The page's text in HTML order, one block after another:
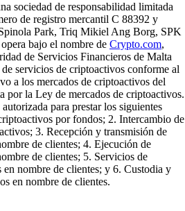
sociedad de responsabilidad limitada
de registro mercantil C 88392 y
Park, Triq Mikiel Ang Borg, SPK
bajo el nombre de Crypto.com,
de Servicios Financieros de Malta
servicios de criptoactivos conforme al
a los mercados de criptoactivos del
por la Ley de mercados de criptoactivos.
para prestar los siguientes
por fondos; 2. Intercambio de
3. Recepción y transmisión de
de clientes; 4. Ejecución de
de clientes; 5. Servicios de
nombre de clientes; y 6. Custodia y
en nombre de clientes.